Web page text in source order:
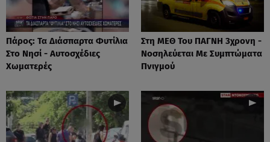
Πάρος: Τα Διάσπαρτα Φυτίλια
Στο Νησί - Αυτοσχέδιες
Χωματερές
Στη ΜΕΘ Του ΠΑΓΝΗ 3χρονη -
Νοσηλεύεται Με Συμπτώματα
Πνιγμού